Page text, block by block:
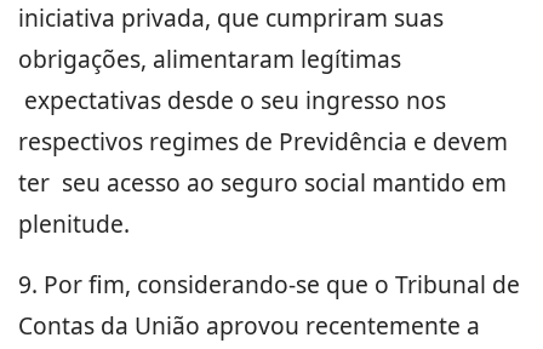
iniciativa privada, que cumpriram suas
obrigações, alimentaram legítimas
expectativas desde o seu ingresso nos
respectivos regimes de Previdência e devem
ter seu acesso ao seguro social mantido em
plenitude.
9. Por fim, considerando-se que o Tribunal de
Contas da União aprovou recentemente a